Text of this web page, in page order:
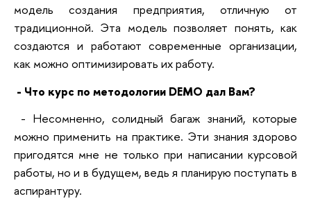
модель создания предприятия, отличную от
традиционной. Эта модель позволяет понять, как
создаются и работают современные организации,
как можно оптимизировать их работу.
- Что курс по методологии DEMO дал Вам?
- Несомненно, солидный багаж знаний, которые
можно применить на практике. Эти знания здорово
пригодятся мне не только при написании курсовой
работы, но и в будущем, ведь я планирую поступать в
аспирантуру.